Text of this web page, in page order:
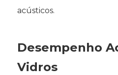
acústicos.
Desempenho
Vidros